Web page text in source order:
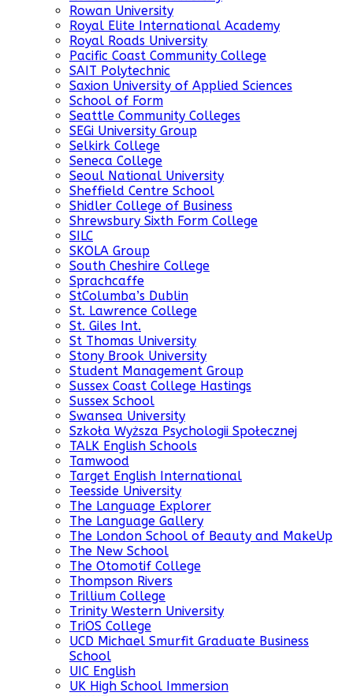
Rowan University
Royal Elite International Academy
Royal Roads University
Pacific Coast Community College
SAIT Polytechnic
Saxion University of Applied Sciences
School of Form
Seattle Community Colleges
SEGi University Group
Selkirk College
Seneca College
Seoul National University
Sheffield Centre School
Shidler College of Business
Shrewsbury Sixth Form College
SILC
SKOLA Group
South Cheshire College
Sprachcaffe
StColumba’s Dublin
St. Lawrence College
St. Giles Int.
St Thomas University
Stony Brook University
Student Management Group
Sussex Coast College Hastings
Sussex School
Swansea University
Szkoła Wyższa Psychologii Społecznej
TALK English Schools
Tamwood
Target English International
Teesside University
The Language Explorer
The Language Gallery
The London School of Beauty and MakeUp
The New School
The Otomotif College
Thompson Rivers
Trillium College
Trinity Western University
TriOS College
UCD Michael Smurfit Graduate Business
School
UIC English
UK High School Immersion